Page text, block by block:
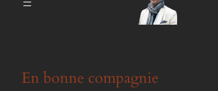
En bonne compagnie